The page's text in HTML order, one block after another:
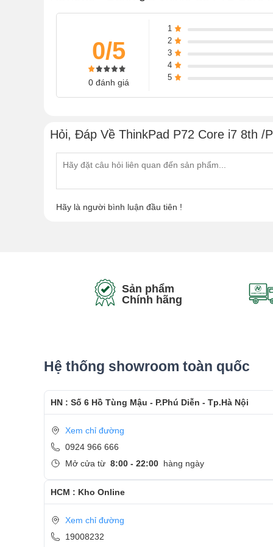
ThinkPad P72 sử dụng nắp polymer được gia cố bằng
chắc chắn và bền bỉ. Lenovo P72 đã vượt qua 12 bài
khắc nghiệt, độ cao, chấn động cơ học, cát và bụi,
MÀN HÌNH CỰC LỚN CỦA LENOVO
Thinkpad p72 sở hữu màn hình cực lớn 17.3 inch, với
truyền thống và độ sáng màn hình đạt mức 300 nits.
0/5
0 đánh giá
1
2
3
4
5
Hỏi, Đáp Về ThinkPad P72 Core i7 8th /
Hãy là người bình luận đầu tiên !
Sản phẩm
Chính hãng
Hệ thống showroom toàn quốc
HN : Số 6 Hồ Tùng Mậu - P.Phú Diễn - Tp.Hà Nội
Xem chỉ đường
0924 966 666
Mở cửa từ 8:00 - 22:00 hàng ngày
HCM : Kho Online
Xem chỉ đường
19008232